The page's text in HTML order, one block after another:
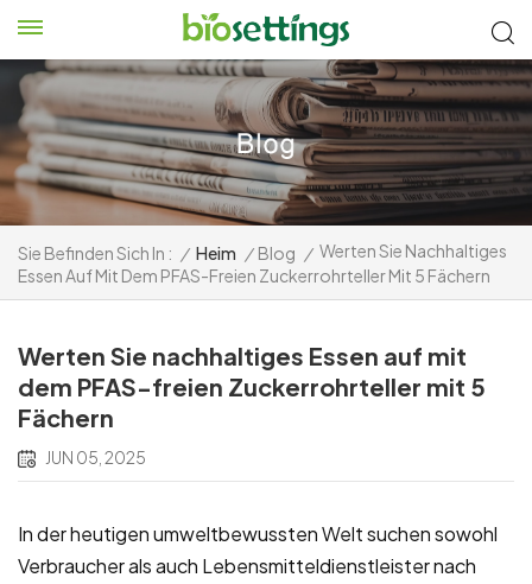
Sie Befinden Sich In : / Heim / Blog / Werten Sie Nachhaltiges
Essen Auf Mit Dem PFAS-Freien Zuckerrohrteller Mit 5 Fächern
Werten Sie nachhaltiges Essen auf mit
dem PFAS-freien Zuckerrohrteller mit 5
Fächern
JUN 05, 2025
In der heutigen umweltbewussten Welt suchen sowohl
Verbraucher als auch Lebensmitteldienstleister nach